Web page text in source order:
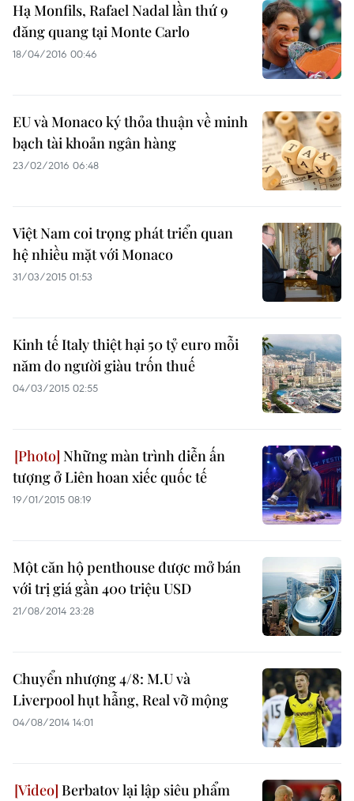
Hạ Monfils, Rafael Nadal lần thứ 9
đăng quang tại Monte Carlo
18/04/2016 00:46
EU và Monaco ký thỏa thuận về minh
bạch tài khoản ngân hàng
23/02/2016 06:48
Việt Nam coi trọng phát triển quan
hệ nhiều mặt với Monaco
31/03/2015 01:53
Kinh tế Italy thiệt hại 50 tỷ euro mỗi
năm do người giàu trốn thuế
04/03/2015 02:55
Những màn trình diễn ấn
tượng ở Liên hoan xiếc quốc tế
19/01/2015 08:19
Một căn hộ penthouse được mở bán
với trị giá gần 400 triệu USD
21/08/2014 23:28
Chuyển nhượng 4/8: M.U và
Liverpool hụt hẫng, Real vỡ mộng
04/08/2014 14:01
Berbatov lại lập siêu phẩm